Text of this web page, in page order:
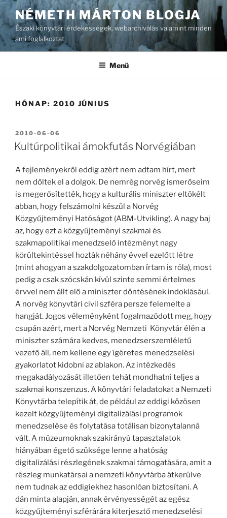
Tartalomhoz
NÉMETH MÁRTON BLOGJA
Északi könyvtári érdekességek, webarchiválás valamint minden
ami foglalkoztat
Menü
HÓNAP: 2010 JÚNIUS
BEKÜLDVE:
2010-06-06
Kultúrpolitikai ámokfutás Norvégiában
A fejleményekről eddig azért nem adtam hírt, mert
nem dőltek el a dolgok. De nemrég norvég ismerőseim
is megerősítették, hogy a kulturális miniszter eltökélt
abban, hogy felszámolni készül a Norvég
Közgyűjteményi Hatóságot (ABM-Utvikling). A nagy baj
az, hogy ezt a közgyűjteményi szakmai és
szakmapolitikai menedzselő intézményt nagy
körültekintéssel hozták néhány évvel ezelőtt létre
(mint ahogyan a szakdolgozatomban írtam is róla), most
pedig a csak szócskán kívül szinte semmi értelmes
érvvel nem állt elő a miniszter döntésének indoklásául.
A norvég könyvtári civil szféra persze felemelte a
hangját. Jogos véleményként fogalmazódott meg, hogy
csupán azért, mert a Norvég Nemzeti Könyvtár élén a
miniszter számára kedves, menedzserszemléletű
vezető áll, nem kellene egy ígéretes menedzselési
gyakorlatot kidobni az ablakon. Az intézkedés
megakadályozását illetően tehát mondhatni teljes a
szakmai konszenzus. A könyvtári feladatokat a Nemzeti
Könyvtárba telepítik át, de például az eddigi közösen
kezelt közgyűjteményi digitalizálási programok
menedzselése és folytatása totálisan bizonytalanná
vált. A múzeumoknak szakirányú tapasztalatok
hiányában égető szüksége lenne a hatóság
digitalizálási részlegének szakmai támogatására, amit a
részleg munkatársai a nemzeti könyvtárba átkerülve
nem tudnak az eddigiekhez hasonlóan biztosítani. A
dán minta alapján, annak érvényességét az egész
közgyűjteményi szférárára kiterjesztő menedzselési